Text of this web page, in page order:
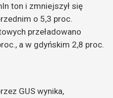
ton i zmniejszył się
o 5,3 proc.
przeładowano
a w gdyńskim 2,8 proc.
GUS wynika,